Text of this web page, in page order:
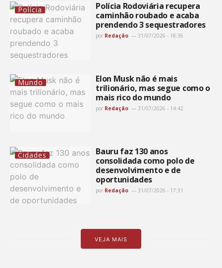
Polícia
Polícia Rodoviária recupera
caminhão roubado e acaba
prendendo 3 sequestradores
por Redação 31/07/2026 - 18:36
Mundo
Elon Musk não é mais
trilionário, mas segue como o
mais rico do mundo
por Redação 31/07/2026 - 14:42
Cidades
Bauru faz 130 anos
consolidada como polo de
desenvolvimento e de
oportunidades
por Redação 31/07/2026 - 17:31
VEJA MAIS